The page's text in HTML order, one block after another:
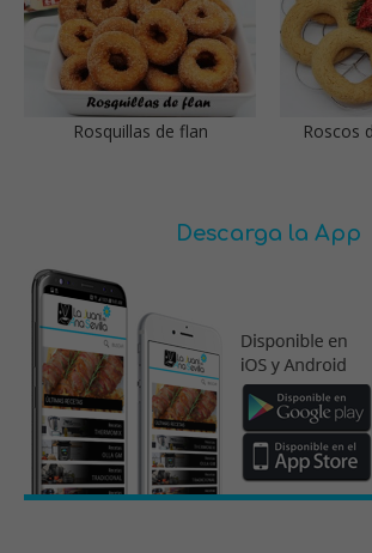
Rosquillas de flan Roscos
Descarga la App